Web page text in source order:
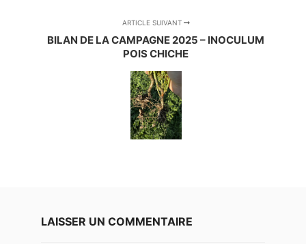
ARTICLE SUIVANT
BILAN DE LA CAMPAGNE 2025 – INOCULUM
POIS CHICHE
LAISSER UN COMMENTAIRE